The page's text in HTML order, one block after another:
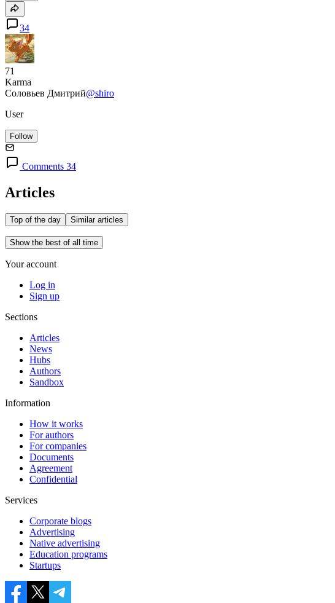
34
71
Karma
Соловьев Дмитрий@shiro
User
Follow
Comments 34
Articles
Top of the day Similar articles
Show the best of all time
Your account
Log in
Sign up
Sections
Articles
News
Hubs
Authors
Sandbox
Information
How it works
For authors
For companies
Documents
Agreement
Confidential
Services
Corporate blogs
Advertising
Native advertising
Education programs
Startups